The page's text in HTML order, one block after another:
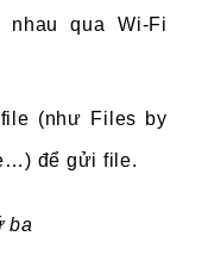
qua Wi-Fi
(như Files by
để gửi file.
ba